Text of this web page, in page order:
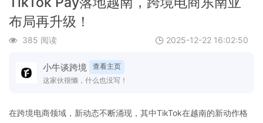
布局再升级！
385 阅读 2025-12-22 16:02:50
小牛谈跨境
查看主页
这家伙很懒，什么也没写！
在跨境电商领域，新动态不断涌现，其中TikTok在越南的新动作格